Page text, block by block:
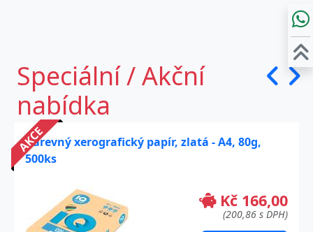
Speciální / Akční
nabídka
AKCE
Barevný xerografický papír, zlatá - A4, 80g,
500ks
Kč 166,00
(200,86 s DPH)